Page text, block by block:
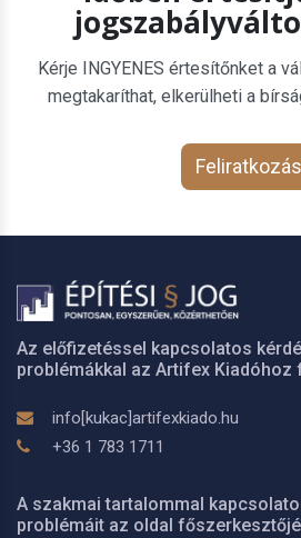
Kérje INGYENES értesítőnket a
megtakaríthat, elkerülheti a
Feliratkozás
Az előfizetéssel kapcsolatos
problémákkal az Artifex Kiadóhoz
info[kukac]artifexkiado.hu
+36 1 783 1711
A szakmai tartalommal
problémáit az oldal